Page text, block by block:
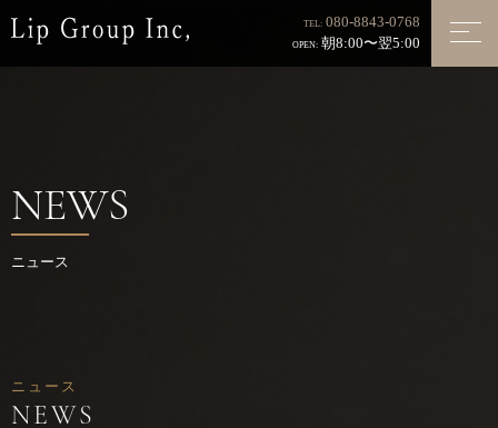
TEL: 080-8843-0768
OPEN: 朝8:00〜翌5:00
NEWS
ニュース
ニュース